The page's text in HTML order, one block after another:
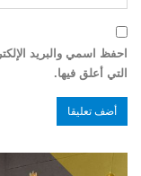
احفظ اسمي والبريد
التي أعلق فيها.